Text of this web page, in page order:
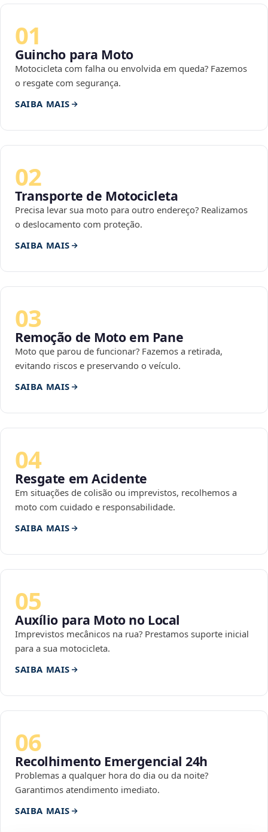
01
Guincho para Moto
Motocicleta com falha ou envolvida em queda? Fazemos
o resgate com segurança.
SAIBA MAIS
02
Transporte de Motocicleta
Precisa levar sua moto para outro endereço? Realizamos
o deslocamento com proteção.
SAIBA MAIS
03
Remoção de Moto em Pane
Moto que parou de funcionar? Fazemos a retirada,
evitando riscos e preservando o veículo.
SAIBA MAIS
04
Resgate em Acidente
Em situações de colisão ou imprevistos, recolhemos a
moto com cuidado e responsabilidade.
SAIBA MAIS
05
Auxílio para Moto no Local
Imprevistos mecânicos na rua? Prestamos suporte inicial
para a sua motocicleta.
SAIBA MAIS
06
Recolhimento Emergencial 24h
Problemas a qualquer hora do dia ou da noite?
Garantimos atendimento imediato.
SAIBA MAIS